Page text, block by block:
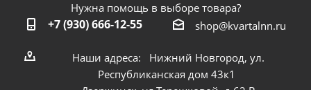
Нужна помощь в выборе товара?
+7 (930) 666-12-55 shop@kvartalnn.ru
Наши адреса: Нижний Новгород, ул.
Республиканская дом 43к1